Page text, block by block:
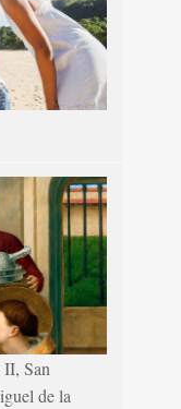
II, San
de la